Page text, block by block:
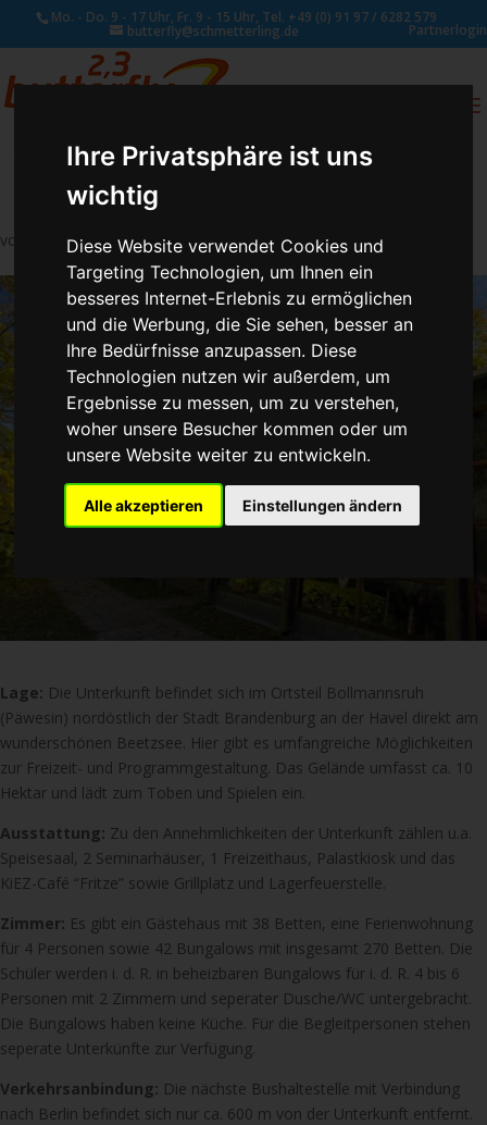
Ihre Privatsphäre ist uns
wichtig
Diese Website verwendet Cookies und
Targeting Technologien, um Ihnen ein
besseres Internet-Erlebnis zu ermöglichen
und die Werbung, die Sie sehen, besser an
Ihre Bedürfnisse anzupassen. Diese
Technologien nutzen wir außerdem, um
Ergebnisse zu messen, um zu verstehen,
woher unsere Besucher kommen oder um
unsere Website weiter zu entwickeln.
Alle akzeptieren Einstellungen ändern
Mo. - Do. 9 - 17 Uhr, Fr. 9 - 15 Uhr, Tel. +49 (0) 91 97 / 6282 579
butterfly@schmetterling.de Partnerlogin
von Susan Naumann|Nov. 22, 2021
Lage: Die Unterkunft befindet sich im Ortsteil Bollmannsruh
(Päwesin) nordöstlich der Stadt Brandenburg an der Havel direkt am
wunderschönen Beetzsee. Hier gibt es umfangreiche Möglichkeiten
zur Freizeit- und Programmgestaltung. Das Gelände umfasst ca. 10
Hektar und lädt zum Toben und Spielen ein.
Ausstattung: Zu den Annehmlichkeiten der Unterkunft zählen u.a.
Speisesaal, 2 Seminarhäuser, 1 Freizeithaus, Palastkiosk und das
KiEZ-Café “Fritze” sowie Grillplatz und Lagerfeuerstelle.
Zimmer: Es gibt ein Gästehaus mit 38 Betten, eine Ferienwohnung
für 4 Personen sowie 42 Bungalows mit insgesamt 270 Betten. Die
Schüler werden i. d. R. in beheizbaren Bungalows für i. d. R. 4 bis 6
Personen mit 2 Zimmern und seperater Dusche/WC untergebracht.
Die Bungalows haben keine Küche. Für die Begleitpersonen stehen
seperate Unterkünfte zur Verfügung.
Verkehrsanbindung: Die nächste Bushaltestelle mit Verbindung
nach Berlin befindet sich nur ca. 600 m von der Unterkunft entfernt.